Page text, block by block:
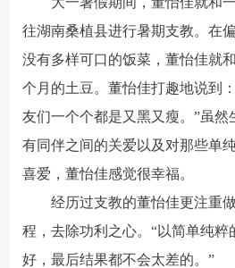
往湖南桑植县进行暑期支教。在
没有多样可口的饭菜，董怡佳就
个月的土豆。董怡佳打趣地说到
友们一个个都是又黑又瘦。”虽然
有同伴之间的关爱以及对那些单
喜爱，董怡佳感觉很幸福。
经历过支教的董怡佳更注重
程，去除功利之心。“以简单纯粹
好，最后结果都不会太差的。”